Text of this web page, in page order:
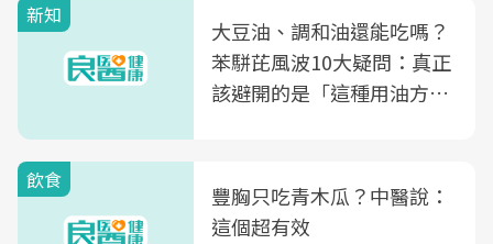
新知
大豆油、調和油還能吃嗎？
苯駢芘風波10大疑問：真正
該避開的是「這種用油方
飲食
豐胸只吃青木瓜？中醫說：
這個超有效